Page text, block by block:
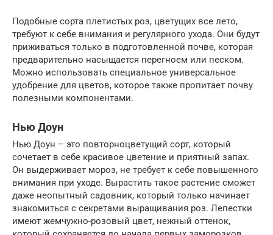
Подобные сорта плетистых роз, цветущих все лето,
требуют к себе внимания и регулярного ухода. Они будут
приживаться только в подготовленной почве, которая
предварительно насыщается перегноем или песком.
Можно использовать специальное универсальное
удобрение для цветов, которое также пропитает почву
полезными компонентами.
Нью Доун
Нью Доун – это повторноцветущий сорт, который
сочетает в себе красивое цветение и приятный запах.
Он выдерживает мороз, не требует к себе повышенного
внимания при уходе. Вырастить такое растение сможет
даже неопытный садовник, который только начинает
знакомиться с секретами выращивания роз. Лепестки
имеют жемчужно-розовый цвет, нежный оттенок,